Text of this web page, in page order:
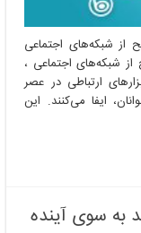
اجتماعی
از شبکه‌های اجتماعی
شبکه‌های اجتماعی ،
ارتباطی در عصر
ایفا می‌کنند. این
به سوی آینده